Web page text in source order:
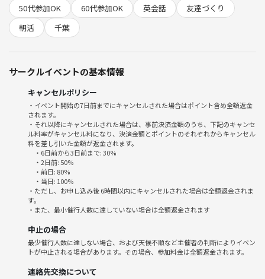
un conversations and make friends every week.
Agenda:
- Learn new words and expressions
50代参加OK
60代参加OK 英会話
友達づくり
朝活
千葉
サークルイベントの基本情報
キャンセルポリシー
・イベント開始の7日前までにキャンセルされた場合はポイント含め全額返金
されます。
・それ以降にキャンセルされた場合は、事前決済金額のうち、下記のキャンセ
ル料率がキャンセル料になり、決済金額とポイントのそれぞれからキャンセル
料を差し引いた金額が返金されます。
・6日前から3日前まで: 30%
・2日前: 50%
・前日: 80%
・当日: 100%
・ただし、お申し込み後 6時間以内にキャンセルされた場合は全額返金されま
す。
・また、最小催行人数に達していない場合は全額返金されます
中止の場合
最少催行人数に達しない場合、および天候不順など主催者の判断によりイベン
トが中止される場合があります。その場合、参加料金は全額返金されます。
連絡先交換について